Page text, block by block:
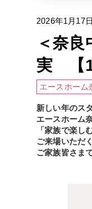
2026年1月17
＜奈
実 【
エースホーム
新しい年のス
エースホーム
「家族で楽し
ご来場いただ
ご家族皆さま